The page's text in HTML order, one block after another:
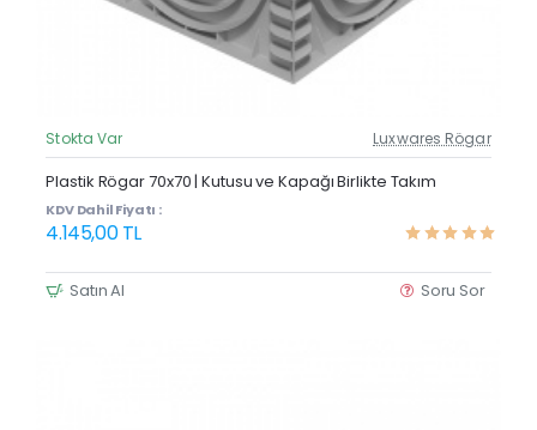
Güncel Fiyat
Stokta Var Luxwares Rögar
Plastik Rögar 70x70 | Kutusu ve Kapağı Birlikte Takım
KDV Dahil Fiyatı :
4.145,00 TL
Satın Al Soru Sor